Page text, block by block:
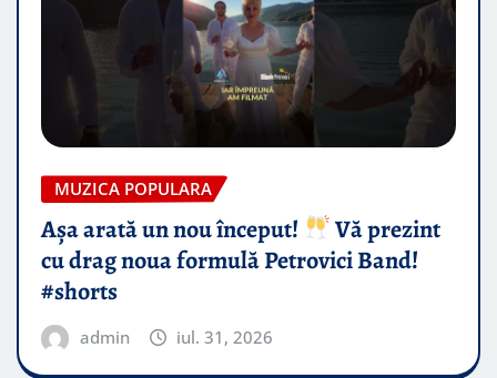
MUZICA POPULARA
Așa arată un nou început!
Vă prezint
cu drag noua formulă Petrovici Band!
#shorts
admin iul. 31, 2026